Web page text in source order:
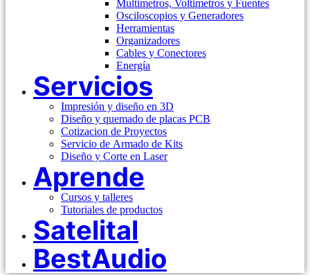
Multimetros, Voltimetros y Fuentes
Osciloscopios y Generadores
Herramientas
Organizadores
Cables y Conectores
Energía
Servicios
Impresión y diseño en 3D
Diseño y quemado de placas PCB
Cotizacion de Proyectos
Servicio de Armado de Kits
Diseño y Corte en Laser
Aprende
Cursos y talleres
Tutoriales de productos
Satelital
BestAudio